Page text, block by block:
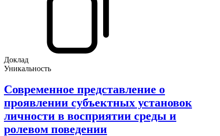
Доклад
Уникальность
Современное представление о
проявлении субъектных установок
личности в восприятии среды и
ролевом поведении